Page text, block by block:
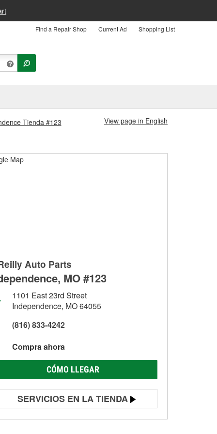
Find a Repair Shop Current Ad Shopping List
Tienda #123
View page in English
Auto Parts
MO #123
1101 East 23rd Street
Independence, MO 64055
(816) 833-4242
Compra ahora
CÓMO LLEGAR
SERVICIOS EN LA TIENDA
Prueba de batería